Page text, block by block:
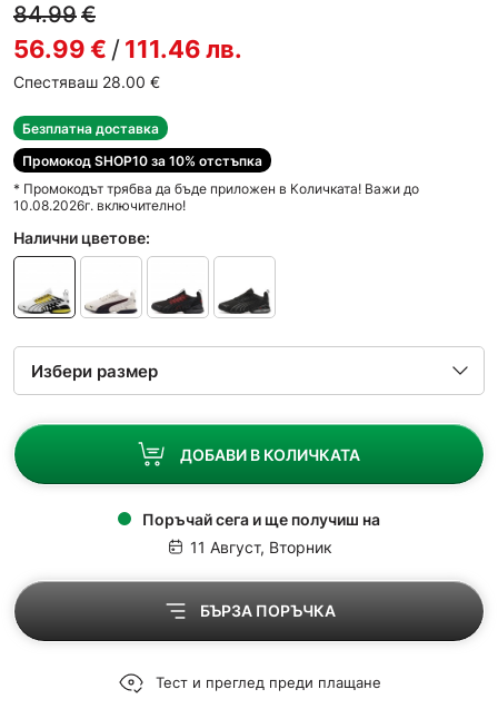
84.99€
56.99€ /111.46лв.
Спестяваш 28.00 €
Безплатна доставка
Промокод SHOP10 за 10% отстъпка
* Промокодът трябва да бъде приложен в Количката! Важи до
10.08.2026г. включително!
Налични цветове:
ДОБАВИ В КОЛИЧКАТА
Поръчай сега и ще получиш на
11 Август, Вторник
БЪРЗА ПОРЪЧКА
Тест и преглед преди плащане